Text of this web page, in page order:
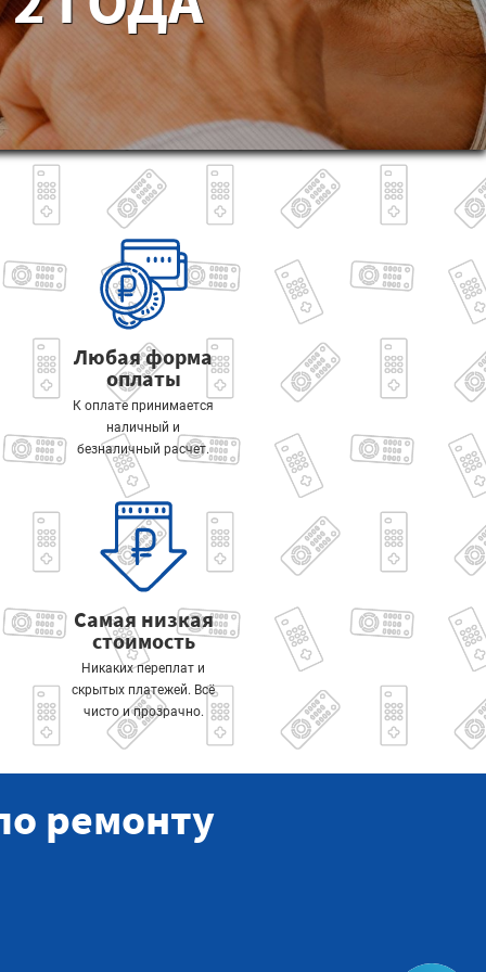
Любая форма
оплаты
К оплате принимается
наличный и
безналичный расчет.
Самая низкая
стоимость
Никаких переплат и
скрытых платежей. Всё
чисто и прозрачно.
ремонту